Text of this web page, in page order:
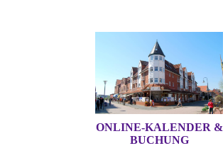
ONLINE-KALENDER &
BUCHUNG